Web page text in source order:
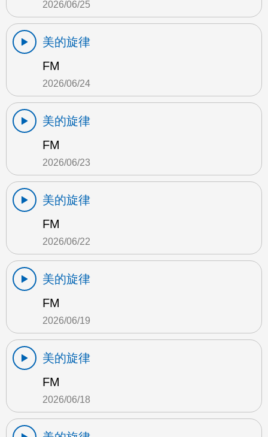
2026/06/25
美的旋律
FM
2026/06/24
美的旋律
FM
2026/06/23
美的旋律
FM
2026/06/22
美的旋律
FM
2026/06/19
美的旋律
FM
2026/06/18